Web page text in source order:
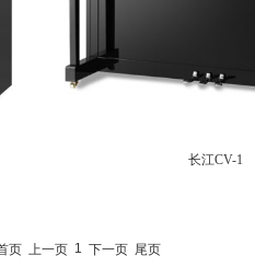
长江CV-1
页 上一页 1 下一页 尾页